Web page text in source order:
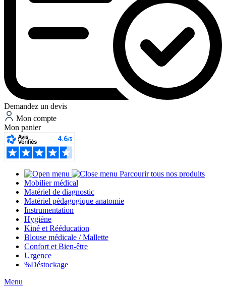
Demandez un devis
Mon compte
Mon panier
Parcourir tous nos produits
Mobilier médical
Matériel de diagnostic
Matériel pédagogique anatomie
Instrumentation
Hygiène
Kiné et Rééducation
Blouse médicale / Mallette
Confort et Bien-être
Urgence
%Déstockage
Menu